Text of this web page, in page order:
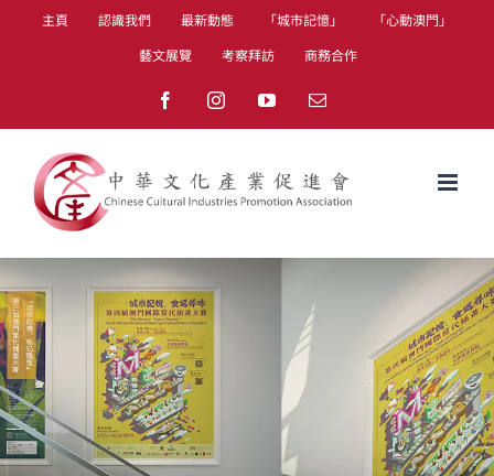
主頁 認識我們 最新動態 「城市記憶」
「心動澳門」
藝文展覽
考察拜訪 商務合作
FacebookInstagramYouTubeEmail